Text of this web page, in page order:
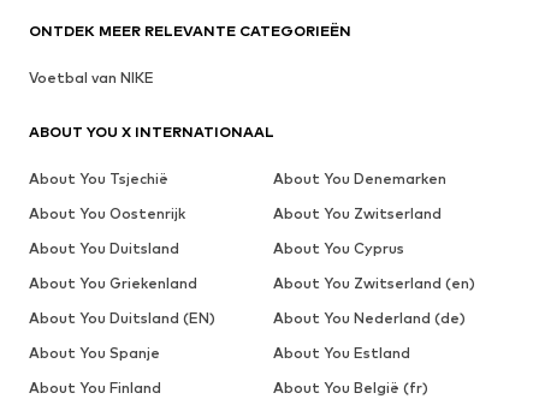
ONTDEK MEER RELEVANTE CATEGORIEËN
Voetbal van NIKE
ABOUT YOU X INTERNATIONAAL
About You Tsjechië
About You Denemarken
About You Oostenrijk
About You Zwitserland
About You Duitsland
About You Cyprus
About You Griekenland
About You Zwitserland (en)
About You Duitsland (EN)
About You Nederland (de)
About You Spanje
About You Estland
About You Finland
About You België (fr)